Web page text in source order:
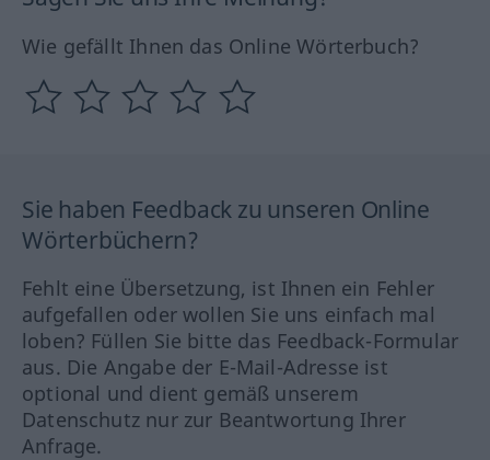
Wie gefällt Ihnen das Online Wörterbuch?
Sie haben Feedback zu unseren Online
Wörterbüchern?
Fehlt eine Übersetzung, ist Ihnen ein Fehler
aufgefallen oder wollen Sie uns einfach mal
loben? Füllen Sie bitte das Feedback-Formular
aus. Die Angabe der E-Mail-Adresse ist
optional und dient gemäß unserem
Datenschutz nur zur Beantwortung Ihrer
Anfrage.